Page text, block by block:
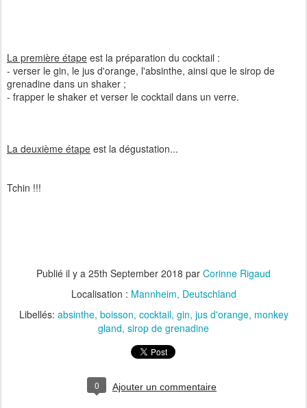
La première étape est la préparation du cocktail :
- verser le gin, le jus d'orange, l'absinthe, ainsi que le sirop de
grenadine dans un shaker ;
- frapper le shaker et verser le cocktail dans un verre.
La deuxième étape est la dégustation...
Tchin !!!
Publié il y a 25th September 2018 par Corinne Rigaud
Localisation : Mannheim, Deutschland
Libellés: absinthe boisson cocktail gin jus d'orange monkey
gland sirop de grenadine
0 Ajouter un commentaire